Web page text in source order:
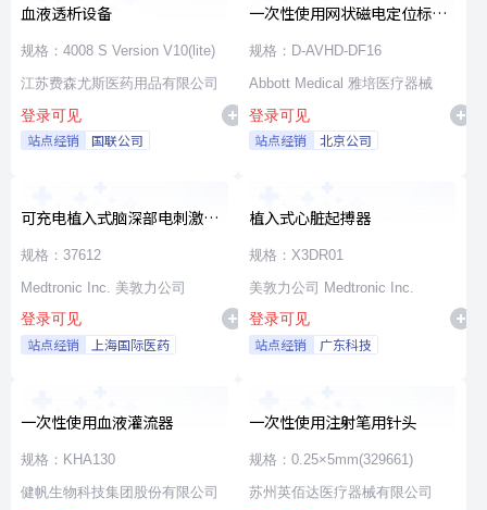
血液透析设备
规格：4008 S Version V10(lite)
江苏费森尤斯医药用品有限公司
登录可见
站点经销 国联公司
一次性使用网状磁电定位标测
导管
规格：D-AVHD-DF16
Abbott Medical 雅培医疗器械
登录可见
站点经销 北京公司
可充电植入式脑深部电刺激脉
冲发生器套件
规格：37612
Medtronic Inc. 美敦力公司
登录可见
站点经销 上海国际医药
植入式心脏起搏器
规格：X3DR01
美敦力公司 Medtronic Inc.
登录可见
站点经销 广东科技
一次性使用血液灌流器
规格：KHA130
健帆生物科技集团股份有限公司
一次性使用注射笔用针头
规格：0.25×5mm(329661)
苏州英佰达医疗器械有限公司